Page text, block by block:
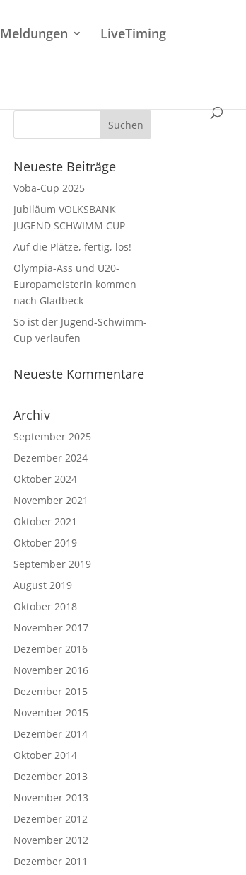
Meldungen LiveTiming
Neueste Beiträge
Voba-Cup 2025
Jubiläum VOLKSBANK
JUGEND SCHWIMM CUP
Auf die Plätze, fertig, los!
Olympia-Ass und U20-
Europameisterin kommen
nach Gladbeck
So ist der Jugend-Schwimm-
Cup verlaufen
Neueste Kommentare
Archiv
September 2025
Dezember 2024
Oktober 2024
November 2021
Oktober 2021
Oktober 2019
September 2019
August 2019
Oktober 2018
November 2017
Dezember 2016
November 2016
Dezember 2015
November 2015
Dezember 2014
Oktober 2014
Dezember 2013
November 2013
Dezember 2012
November 2012
Dezember 2011